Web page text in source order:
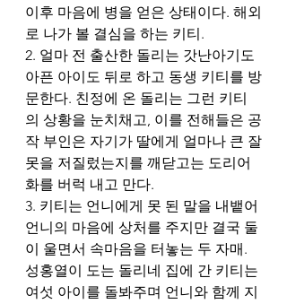
이후 마음에 병을 얻은 상태이다. 해외
로 나가 볼 결심을 하는 키티.
2. 얼마 전 출산한 돌리는 갓난아기도
아픈 아이도 뒤로 하고 동생 키티를 방
문한다. 친정에 온 돌리는 그런 키티
의 상황을 눈치채고, 이를 전해들은 공
작 부인은 자기가 딸에게 얼마나 큰 잘
못을 저질렀는지를 깨닫고는 도리어
화를 버럭 내고 만다.
3. 키티는 언니에게 못 된 말을 내뱉어
언니의 마음에 상처를 주지만 결국 둘
이 울면서 속마음을 터놓는 두 자매.
성홍열이 도는 돌리네 집에 간 키티는
여섯 아이를 돌봐주며 언니와 함께 지